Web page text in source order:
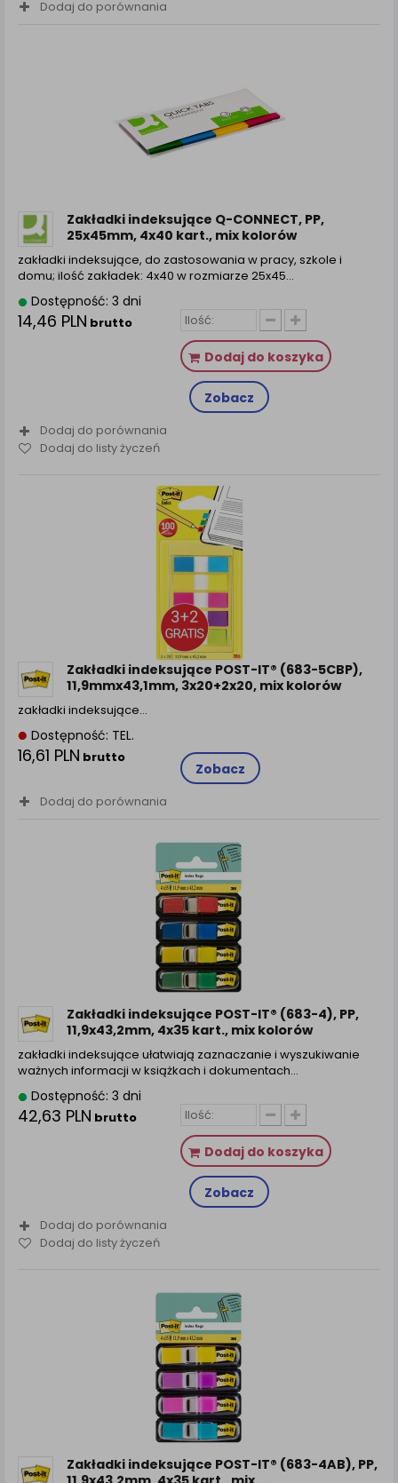
Dodaj do porównania
Zakładki indeksujące Q-CONNECT, PP,
25x45mm, 4x40 kart., mix kolorów
zakładki indeksujące, do zastosowania w pracy, szkole i
domu; ilość zakładek: 4x40 w rozmiarze 25x45...
Dostępność: 3 dni
14,46 PLN brutto
Dodaj do koszyka
Zobacz
Dodaj do porównania
Dodaj do listy życzeń
Zakładki indeksujące POST-IT® (683-5CBP),
11,9mmx43,1mm, 3x20+2x20, mix kolorów
zakładki indeksujące…
Dostępność: TEL.
16,61 PLN brutto
Zobacz
Dodaj do porównania
Zakładki indeksujące POST-IT® (683-4), PP,
11,9x43,2mm, 4x35 kart., mix kolorów
zakładki indeksujące ułatwiają zaznaczanie i wyszukiwanie
ważnych informacji w książkach i dokumentach...
Dostępność: 3 dni
42,63 PLN brutto
Dodaj do koszyka
Zobacz
Dodaj do porównania
Dodaj do listy życzeń
Zakładki indeksujące POST-IT® (683-4AB), PP,